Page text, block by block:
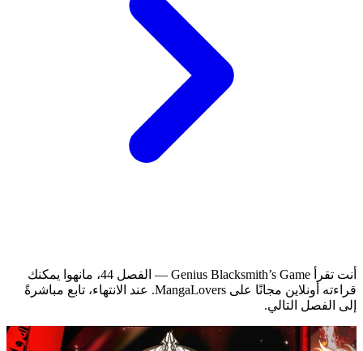
أنت تقرأ Genius Blacksmith’s Game — الفصل 44، مانهوا يمكنك
قراءته أونلاين مجانًا على MangaLovers.
عند الانتهاء، تابع مباشرةً
إلى الفصل التالي.